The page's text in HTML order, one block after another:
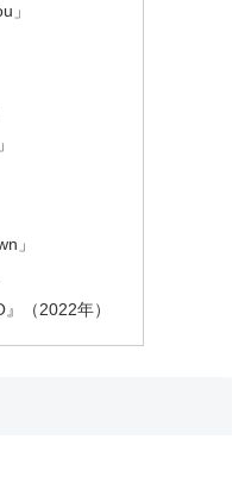
」
」
（2022年）